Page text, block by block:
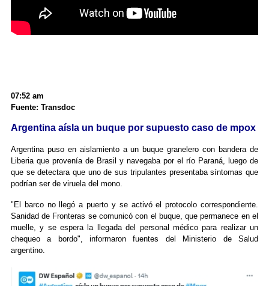
07:52 am
Fuente: Transdoc
Argentina aísla un buque por supuesto caso de mpox
Argentina puso en aislamiento a un buque granelero con bandera de
Liberia que provenía de Brasil y navegaba por el río Paraná, luego de
que se detectara que uno de sus tripulantes presentaba síntomas que
podrían ser de viruela del mono.
"El barco no llegó a puerto y se activó el protocolo correspondiente.
Sanidad de Fronteras se comunicó con el buque, que permanece en el
muelle, y se espera la llegada del personal médico para realizar un
chequeo a bordo", informaron fuentes del Ministerio de Salud
argentino.